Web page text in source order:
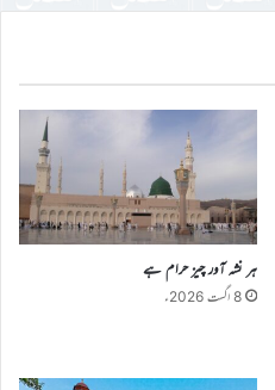
ہر نشہ آور چیز حرام ہے
8 اگست 2026ء